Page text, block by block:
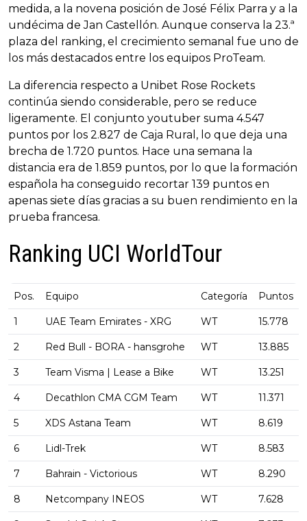
medida, a la novena posición de José Félix Parra y a la
undécima de Jan Castellón. Aunque conserva la 23.ª
plaza del ranking, el crecimiento semanal fue uno de
los más destacados entre los equipos ProTeam.
La diferencia respecto a Unibet Rose Rockets
continúa siendo considerable, pero se reduce
ligeramente. El conjunto youtuber suma 4.547
puntos por los 2.827 de Caja Rural, lo que deja una
brecha de 1.720 puntos. Hace una semana la
distancia era de 1.859 puntos, por lo que la formación
española ha conseguido recortar 139 puntos en
apenas siete días gracias a su buen rendimiento en la
prueba francesa.
Ranking UCI WorldTour
Pos. Equipo Categoría Puntos
1 UAE Team Emirates - XRG WT 15.778
2 Red Bull - BORA - hansgrohe WT 13.885
3 Team Visma | Lease a Bike WT 13.251
4 Decathlon CMA CGM Team WT 11.371
5 XDS Astana Team WT 8.619
6 Lidl-Trek WT 8.583
7 Bahrain - Victorious WT 8.290
8 Netcompany INEOS WT 7.628